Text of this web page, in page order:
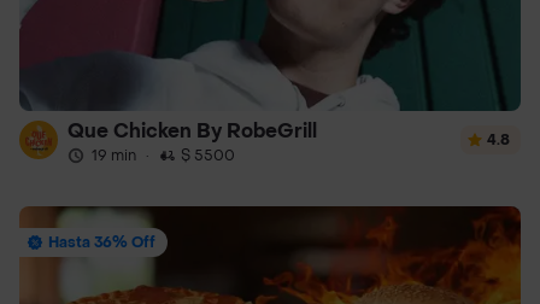
Que Chicken By RobeGrill
19 min · $ 5500
4.8
Hasta 36% Off